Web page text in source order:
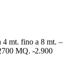
mt. fino a 8 mt. –
MQ. -2.900